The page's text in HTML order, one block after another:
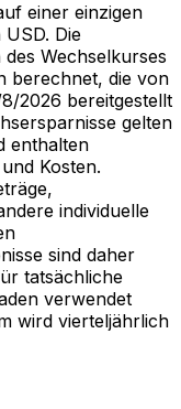
einer einzigen
Die
Wechselkurses
berechnet, die von
2026 bereitgestellt
gelten
enthalten
Kosten.
individuelle
sind daher
tatsächliche
verwendet
wird vierteljährlich